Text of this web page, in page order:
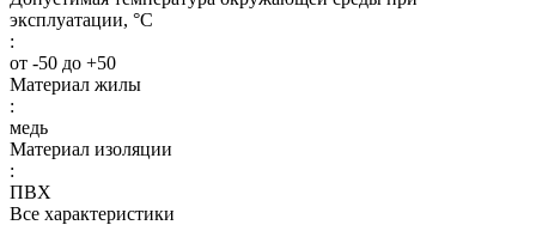
эксплуатации, °C
:
от -50 до +50
Материал жилы
:
медь
Материал изоляции
:
ПВХ
Все характеристики